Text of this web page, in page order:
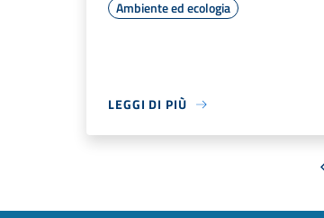
Ambiente ed ecologia
LEGGI DI PIÙ